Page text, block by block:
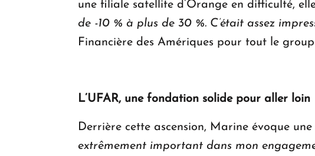
une filiale satellite d’Orange en difficulté,
de -10 % à plus de 30 %. C’était assez
Financière des Amériques pour tout le
L’UFAR, une fondation solide pour aller loin
Derrière cette ascension, Marine évoque
extrêmement important dans mon